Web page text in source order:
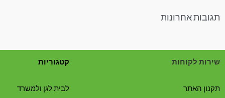
תגובות אחרונות
שירות לקוחות
תקנון האתר
קטגוריות
לבית לגן ולמשרד